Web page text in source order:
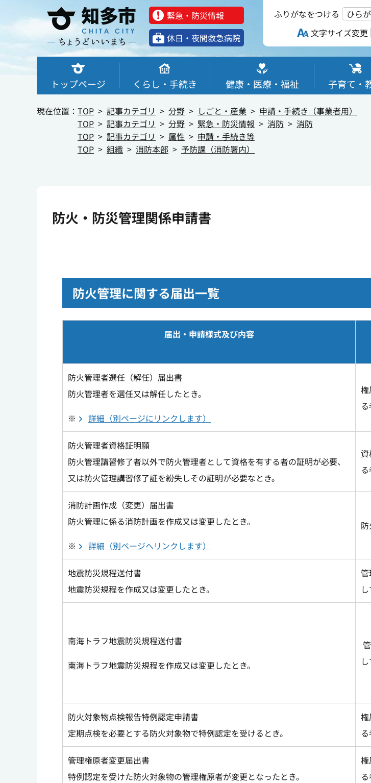
緊急・防災情報
休⽇・夜間救急病院
ふりがなをつける ひら
文字サイズ変更
トップページ くらし・手続き 健康・医療・福祉 子育て・
現在位置： TOP 記事カテゴリ 分野 しごと・産業
申請・手続き（事業者用）
TOP
記事カテゴリ 分野 緊急・防災情報 消防
消防
TOP
記事カテゴリ 属性
申請・手続き等
TOP
組織 消防本部 予防課（消防署内）
防火・防災管理関係申請書
防火管理に関する届出一覧
届出・申請様式及び内容
防火管理者選任（解任）届出書
防火管理者を選任又は解任したとき。
※
詳細（別ページにリンクします）
権
防火管理者資格証明願
防火管理講習修了者以外で防火管理者として資格を有する者の証明が必要、
又は防火管理講習修了証を紛失しその証明が必要なとき。
消防計画作成（変更）届出書
防火管理に係る消防計画を作成又は変更したとき。
※
詳細（別ページへリンクします）
地震防災規程送付書
地震防災規程を作成又は変更したとき。
管
南海トラフ地震防災規程送付書
南海トラフ地震防災規程を作成又は変更したとき。
防火対象物点検報告特例認定申請書
定期点検を必要とする防火対象物で特例認定を受けるとき。
権
管理権原者変更届出書
特例認定を受けた防火対象物の管理権原者が変更となったとき。
権